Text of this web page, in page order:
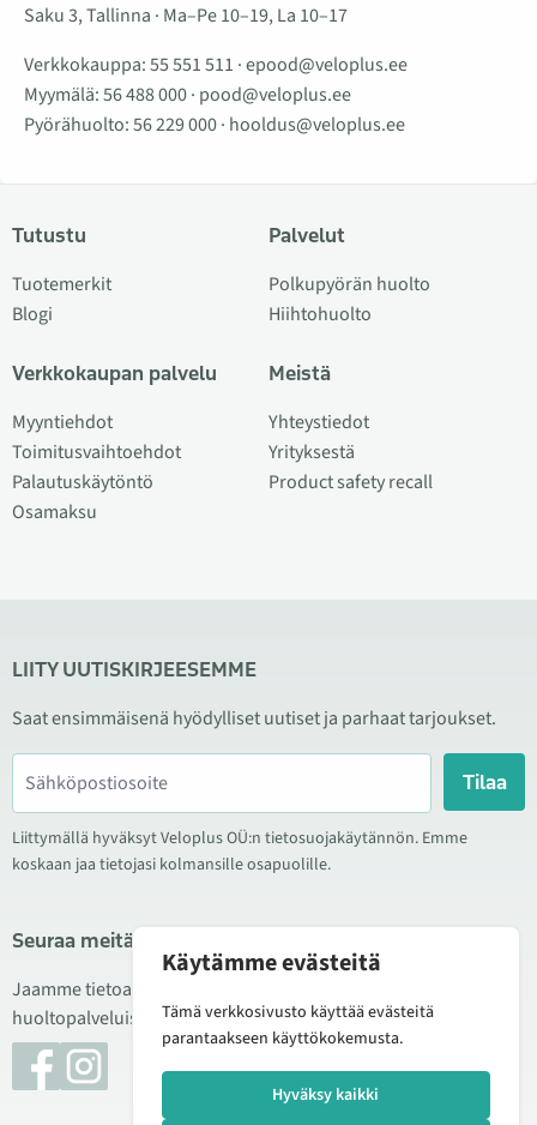
Saku 3, Tallinna · Ma–Pe 10–19, La 10–17
Verkkokauppa:55 551 511 ·epood@veloplus.ee
Myymälä:56 488 000· pood@veloplus.ee
Pyörähuolto:56 229 000· hooldus@veloplus.ee
Tutustu
Tuotemerkit
Blogi
Verkkokaupan palvelu
Myyntiehdot
Toimitusvaihtoehdot
Palautuskäytöntö
Osamaksu
Palvelut
Polkupyörän huolto
Hiihtohuolto
Meistä
Yhteystiedot
Yrityksestä
Product safety recall
LIITY UUTISKIRJEESEMME
Saat ensimmäisenä hyödylliset uutiset ja parhaat tarjoukset.
Tilaa
Liittymällä hyväksyt Veloplus OÜ:n tietosuojakäytännön. Emme
koskaan jaa tietojasi kolmansille osapuolille.
Seuraa meitä sosiaalisessa mediassa
Jaamme tietoa hyvistä tarjouksista, uusista tuotteista ja
huoltopalveluista. Joskus julkaisemme myös tuote-esittelyjä.
Käytämme evästeitä
Tämä verkkosivusto käyttää evästeitä
parantaakseen käyttökokemusta.
Hyväksy kaikki